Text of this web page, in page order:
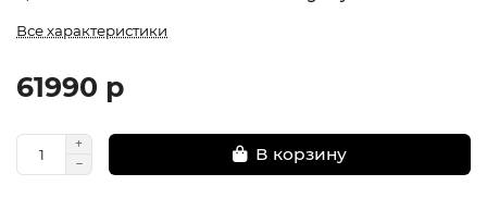
Все характеристики
61990 р
В корзину